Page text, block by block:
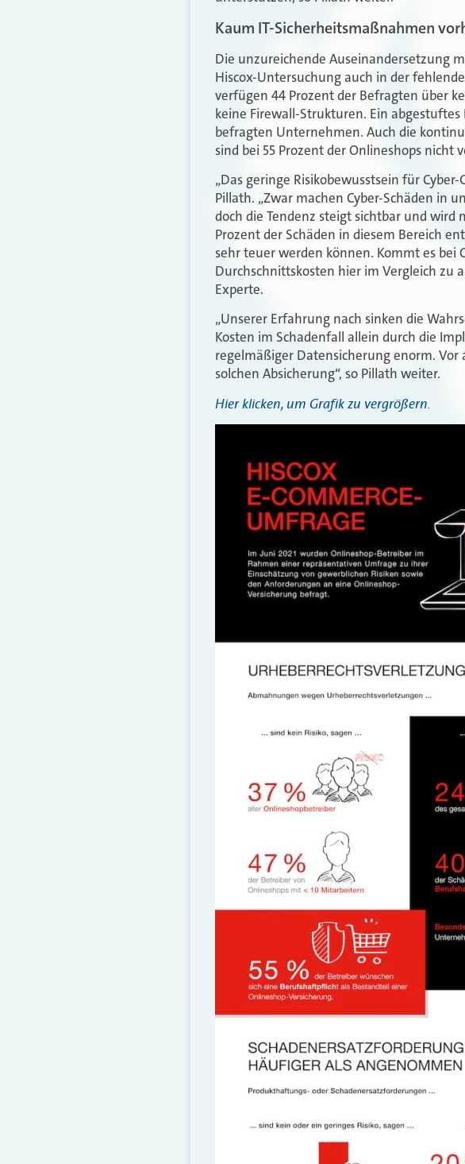
Kaum IT-Sicherheitsmaßnahmen
Die unzureichende Auseinandersetzung
Hiscox-Untersuchung auch in der
verfügen 44 Prozent der Befragten über
keine Firewall-Strukturen. Ein
befragten Unternehmen. Auch die
sind bei 55 Prozent der Onlineshops nicht
„Das geringe Risikobewusstsein für
Pillath. „Zwar machen Cyber-Schäden in
doch die Tendenz steigt sichtbar und
Prozent der Schäden in diesem Bereich
sehr teuer werden können. Kommt es bei
Durchschnittskosten hier im Vergleich zu
Experte.
„Unserer Erfahrung nach sinken die
Kosten im Schadenfall allein durch die
regelmäßiger Datensicherung enorm.
solchen Absicherung“, so Pillath weiter.
Hier klicken, um Grafik zu vergrößern.